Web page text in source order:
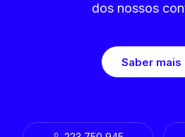
dos nossos
Saber mais